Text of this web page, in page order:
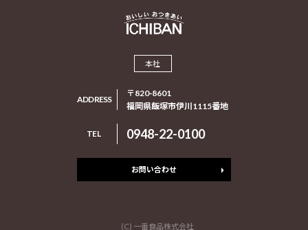
本社
ADDRESS
〒820‑8601
福岡県飯塚市伊川1115番地
TEL 0948-22-0100
お問い合わせ
(C) 一番食品株式会社